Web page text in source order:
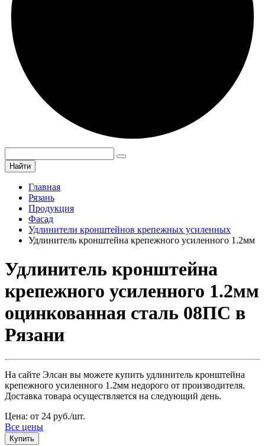
Найти
Главная
Рязань
Продукция
Фасад
Удлинители кронштейнов крепежных усиленных
Удлинитель кронштейна крепежного усиленного 1.2мм
Удлинитель кронштейна
крепежного усиленного 1.2мм
оцинкованная сталь 08ПС в
Рязани
На сайте Элсан вы можете купить удлинитель кронштейна
крепежного усиленного 1.2мм недорого от производителя.
Доставка товара осуществляется на следующий день.
Цена: от 24 руб./шт.
Все цены
Купить